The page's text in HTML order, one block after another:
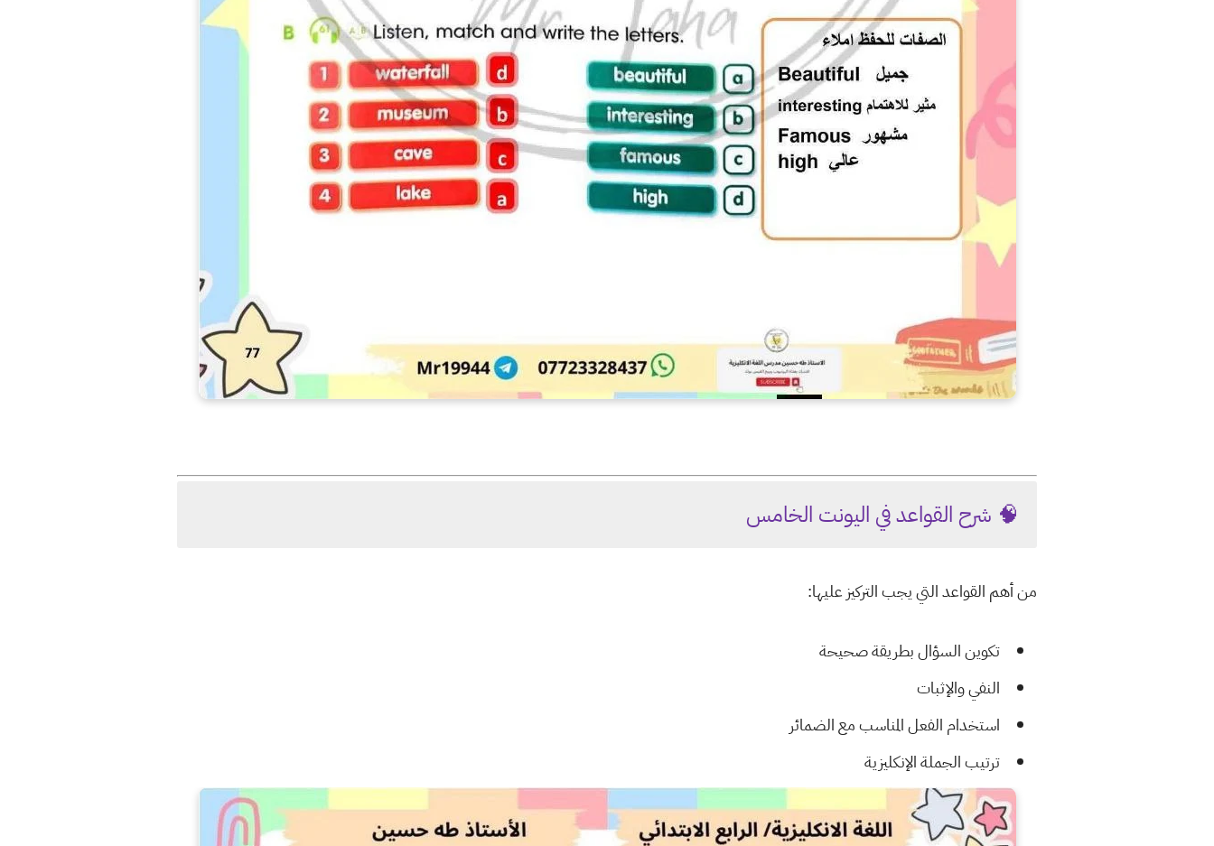
🧠 شرح القواعد في اليونت الخامس
من أهم القواعد التي يجب التركيز عليها:
تكوين السؤال بطريقة صحيحة
النفي والإثبات
استخدام الفعل المناسب مع الضمائر
ترتيب الجملة الإنكليزية